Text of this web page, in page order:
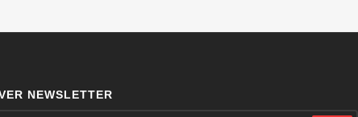
NEWSLETTER